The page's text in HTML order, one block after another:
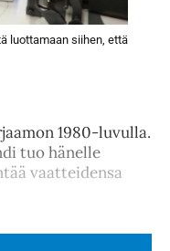
luottamaan siihen, että
1980-luvulla.
tuo hänelle
vaatteidensa